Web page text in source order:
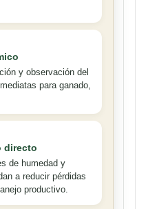
y observación del
para ganado,
directo
de humedad y
a reducir pérdidas
productivo.